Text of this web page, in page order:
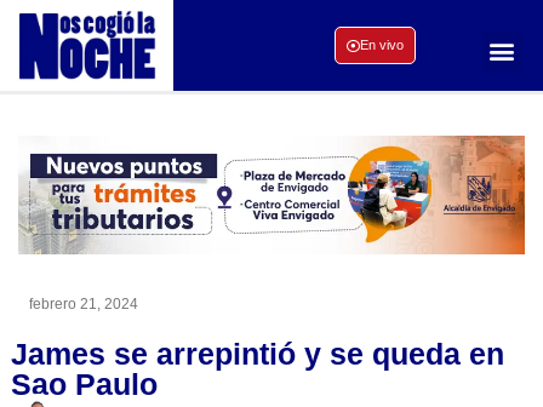
En vivo
febrero 21, 2024
James se arrepintió y se queda en
Sao Paulo